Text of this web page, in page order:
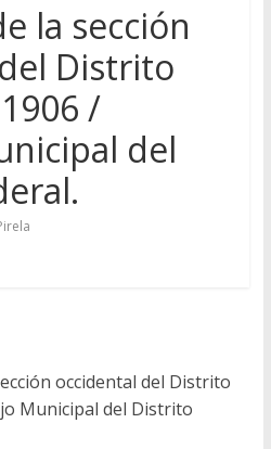
la sección
Distrito
/
del
occidental del Distrito
Municipal del Distrito